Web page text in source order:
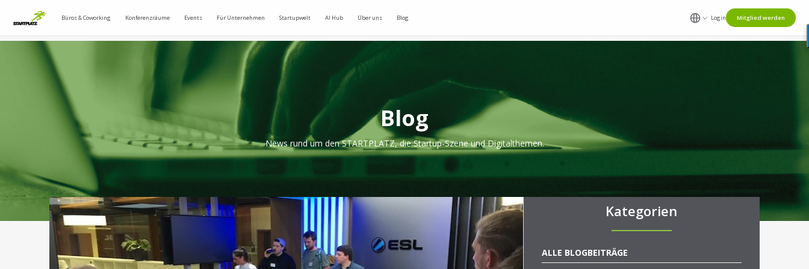
Büros & Coworking Konferenzräume Events Für Unternehmen Startupwelt AI Hub Über uns Blog Login Mitglied werden
Blog
News rund um den STARTPLATZ, die Startup-Szene und Digitalthemen.
Kategorien
ALLE BLOGBEITRÄGE